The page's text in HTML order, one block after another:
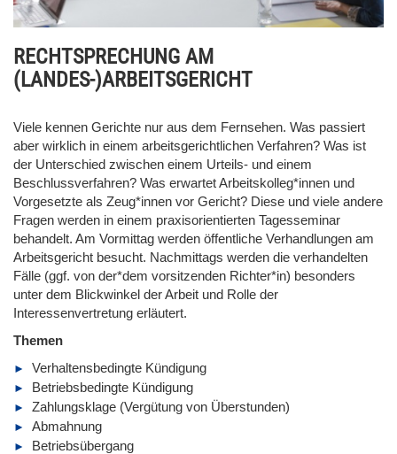
RECHTSPRECHUNG AM
(LANDES-)ARBEITSGERICHT
Viele kennen Gerichte nur aus dem Fernsehen. Was passiert
aber wirklich in einem arbeitsgerichtlichen Verfahren? Was ist
der Unterschied zwischen einem Urteils- und einem
Beschlussverfahren? Was erwartet Arbeitskolleg*innen und
Vorgesetzte als Zeug*innen vor Gericht? Diese und viele andere
Fragen werden in einem praxisorientierten Tagesseminar
behandelt. Am Vormittag werden öffentliche Verhandlungen am
Arbeitsgericht besucht. Nachmittags werden die verhandelten
Fälle (ggf. von der*dem vorsitzenden Richter*in) besonders
unter dem Blickwinkel der Arbeit und Rolle der
Interessenvertretung erläutert.
Themen
Verhaltensbedingte Kündigung
Betriebsbedingte Kündigung
Zahlungsklage (Vergütung von Überstunden)
Abmahnung
Betriebsübergang